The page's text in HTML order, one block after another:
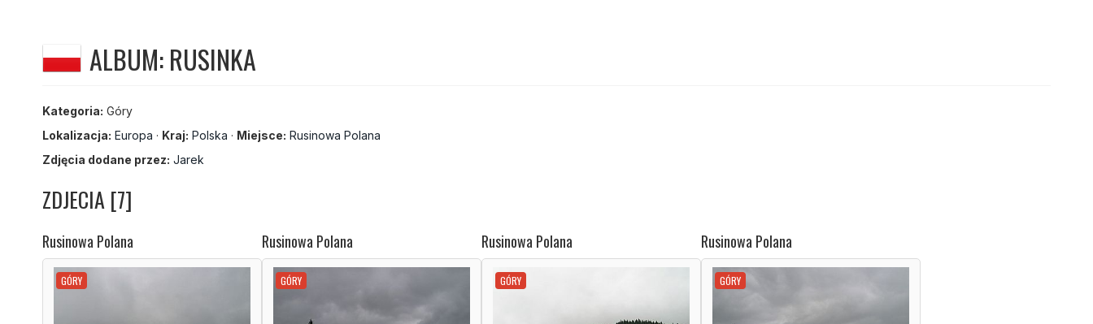
ALBUM: RUSINKA
Kategoria: Góry
Lokalizacja: Europa · Kraj: Polska · Miejsce: Rusinowa Polana
Zdjęcia dodane przez: Jarek
ZDJECIA [7]
Rusinowa Polana
GÓRY
Rusinowa Polana
GÓRY
Rusinowa Polana
GÓRY
Rusinowa Polana
GÓRY